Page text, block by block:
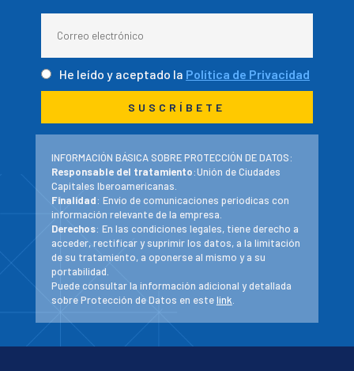
He leído y aceptado la Política de Privacidad
INFORMACIÓN BÁSICA SOBRE PROTECCIÓN DE DATOS:
Responsable del tratamiento:Unión de Ciudades
Capitales Iberoamericanas.
Finalidad: Envío de comunicaciones periodicas con
información relevante de la empresa.
Derechos: En las condiciones legales, tiene derecho a
acceder, rectificar y suprimir los datos, a la limitación
de su tratamiento, a oponerse al mismo y a su
portabilidad.
Puede consultar la información adicional y detallada
sobre Protección de Datos en estelink.